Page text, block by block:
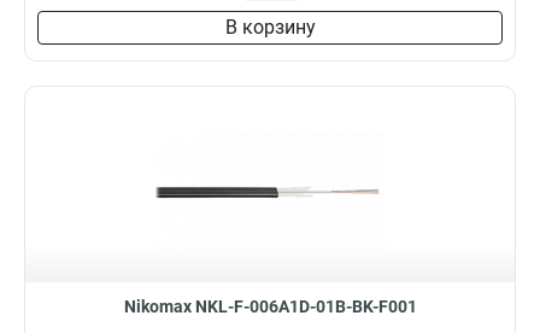
В корзину
Nikomax NKL-F-006A1D-01B-BK-F001